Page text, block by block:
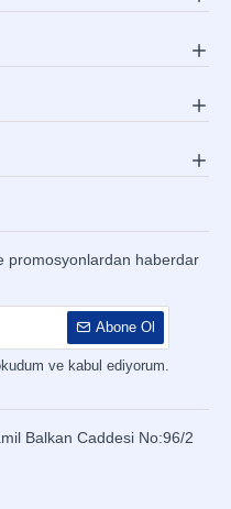
promosyonlardan haberdar
Abone Ol
ve kabul ediyorum.
Balkan Caddesi No:96/2